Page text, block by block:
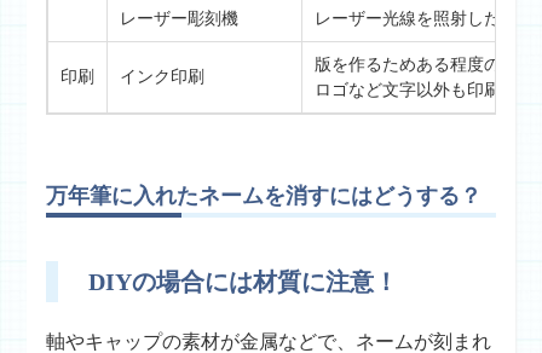
レーザー彫刻機 レーザー光線を照射した部
印刷 インク印刷
版を作るためある程度の数量
ロゴなど文字以外も印刷可
万年筆に入れたネームを消すにはどうする？
DIYの場合には材質に注意！
軸やキャップの素材が金属などで、ネームが刻まれ